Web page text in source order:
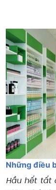
Những điều
Hầu hết tất